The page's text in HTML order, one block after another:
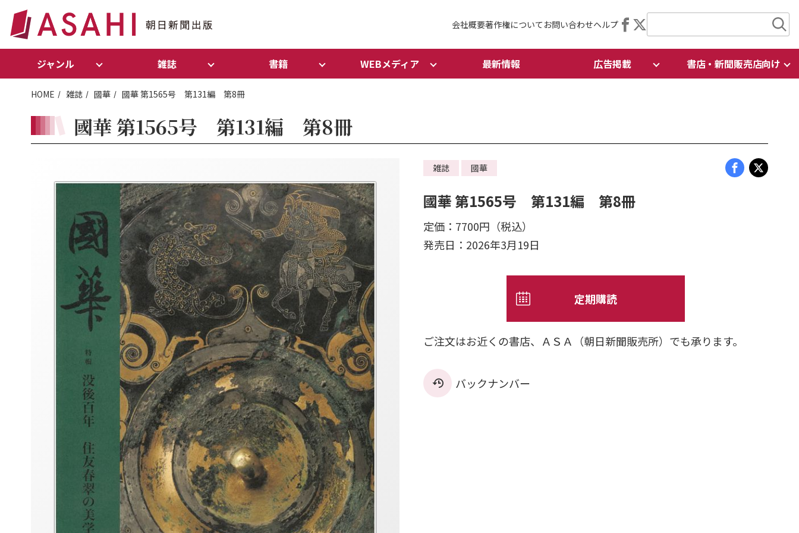
会社概要著作権について お問い合わせヘルプ
ジャンル 雑誌 書籍 WEBメディア 最新情報 広告掲載 書店・新聞販売店向け
HOME 雑誌 國華 國華 第1565号 第131編 第8冊
國華 第1565号 第131編 第8冊
雑誌 國華
國華 第1565号 第131編 第8冊
定価：7700円（税込）
発売日：2026年3月19日
定期購読
ご注文はお近くの書店、ＡＳＡ（朝日新聞販売所）でも承ります。
バックナンバー